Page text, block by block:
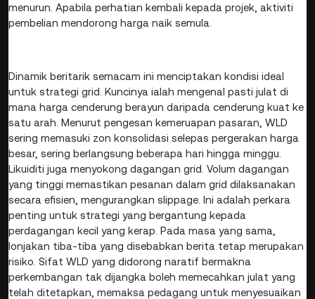
menurun. Apabila perhatian kembali kepada projek, aktiviti
pembelian mendorong harga naik semula.
Dinamik beritarik semacam ini menciptakan kondisi ideal
untuk strategi grid. Kuncinya ialah mengenal pasti julat di
mana harga cenderung berayun daripada cenderung kuat ke
satu arah. Menurut pengesan kemeruapan pasaran, WLD
sering memasuki zon konsolidasi selepas pergerakan harga
besar, sering berlangsung beberapa hari hingga minggu.
Likuiditi juga menyokong dagangan grid. Volum dagangan
yang tinggi memastikan pesanan dalam grid dilaksanakan
secara efisien, mengurangkan slippage. Ini adalah perkara
penting untuk strategi yang bergantung kepada
perdagangan kecil yang kerap. Pada masa yang sama,
lonjakan tiba-tiba yang disebabkan berita tetap merupakan
risiko. Sifat WLD yang didorong naratif bermakna
perkembangan tak dijangka boleh memecahkan julat yang
telah ditetapkan, memaksa pedagang untuk menyesuaikan